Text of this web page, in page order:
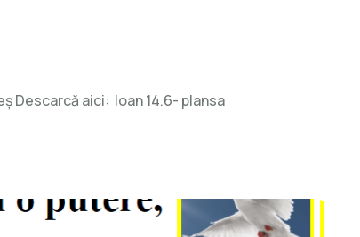
Descarcă aici: Ioan 14.6- plansa